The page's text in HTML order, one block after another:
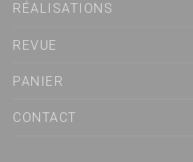
RÉALISATIONS
REVUE
PANIER
CONTACT